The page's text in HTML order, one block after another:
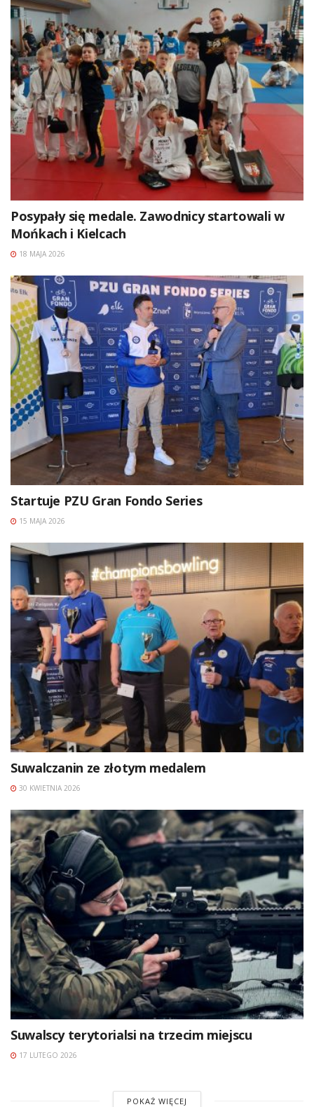
Posypały się medale. Zawodnicy startowali w
Mońkach i Kielcach
18 MAJA 2026
Startuje PZU Gran Fondo Series
15 MAJA 2026
Suwalczanin ze złotym medalem
30 KWIETNIA 2026
Suwalscy terytorialsi na trzecim miejscu
17 LUTEGO 2026
POKAŻ WIĘCEJ